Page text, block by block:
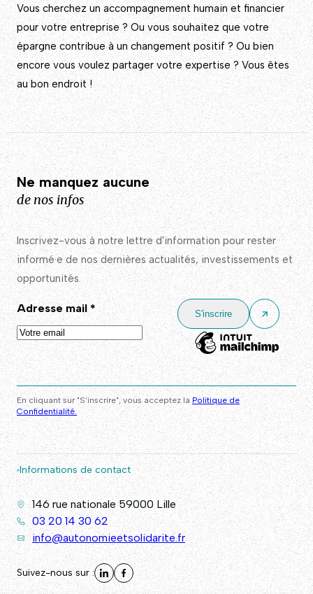
Vous cherchez un accompagnement humain et financier
pour votre entreprise ? Ou vous souhaitez que votre
épargne contribue à un changement positif ? Ou bien
encore vous voulez partager votre expertise ? Vous êtes
au bon endroit !
Ne manquez aucune
de nos infos
Inscrivez-vous à notre lettre d'information pour rester
informé·e de nos dernières actualités, investissements et
opportunités.
Adresse mail *
En cliquant sur "S’inscrire", vous acceptez laPolitique de
Confidentialité.
Informations de contact
146 rue nationale 59000 Lille
03 20 14 30 62
info@autonomieetsolidarite.fr
Suivez-nous sur :